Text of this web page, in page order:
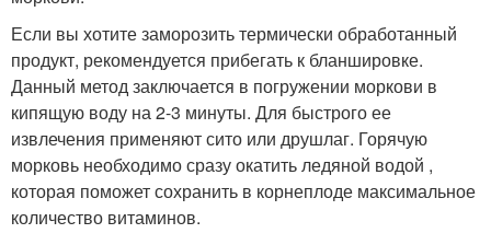
Если вы хотите заморозить термически обработанный
продукт, рекомендуется прибегать к бланшировке.
Данный метод заключается в погружении моркови в
кипящую воду на 2-3 минуты. Для быстрого ее
извлечения применяют сито или друшлаг. Горячую
морковь необходимо сразу окатить ледяной водой ,
которая поможет сохранить в корнеплоде максимальное
количество витаминов.